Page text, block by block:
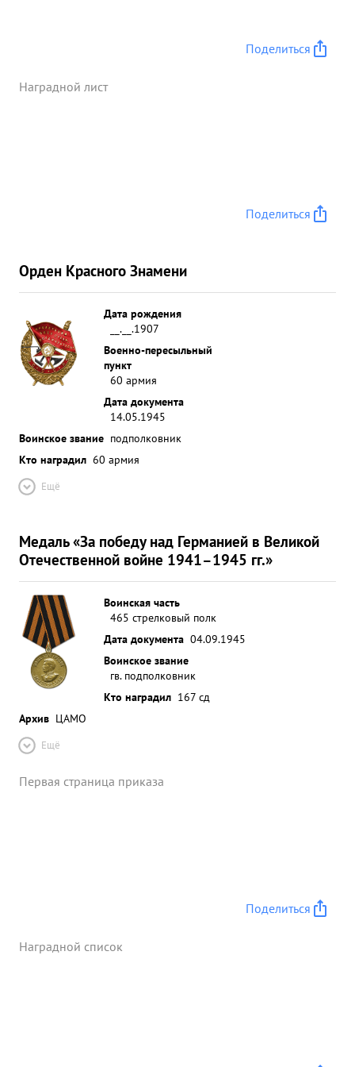
преследую противника ворвался в гор. Моравска-
другими части быстро очистил его от пр-ка. ...»
Поделиться
Наградной лист
Поделиться
Орден Красного Знамени
Дата рождения
__.__.1907
Военно-пересыльный
пункт
60 армия
Дата документа
14.05.1945
Воинское звание подполковник
Кто наградил 60 армия
Ещё
Медаль «За победу над Германией в Великой
Отечественной войне 1941–1945 гг.»
Воинская часть
465 стрелковый полк
Дата документа 04.09.1945
Воинское звание
гв. подполковник
Кто наградил 167 сд
Архив ЦАМО
Ещё
Первая страница приказа
Поделиться
Наградной список